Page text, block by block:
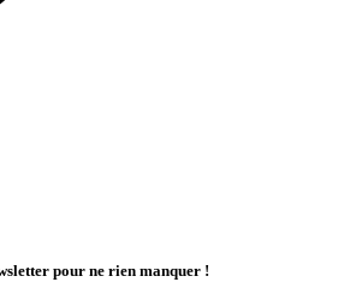
pour ne rien manquer !